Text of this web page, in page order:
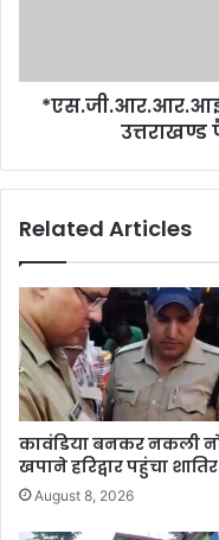
Related Articles
कावंडिया बनकर नकली
खपाने हरिद्वार पहुंचा शातिर
August 8, 2026